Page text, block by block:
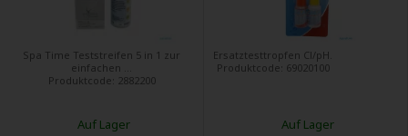
Spa Time Teststreifen 5 in 1 zur
einfachen ...
Produktcode: 2882200
Auf Lager
Ersatztesttropfen Cl/pH.
Produktcode: 69020100
Auf Lager